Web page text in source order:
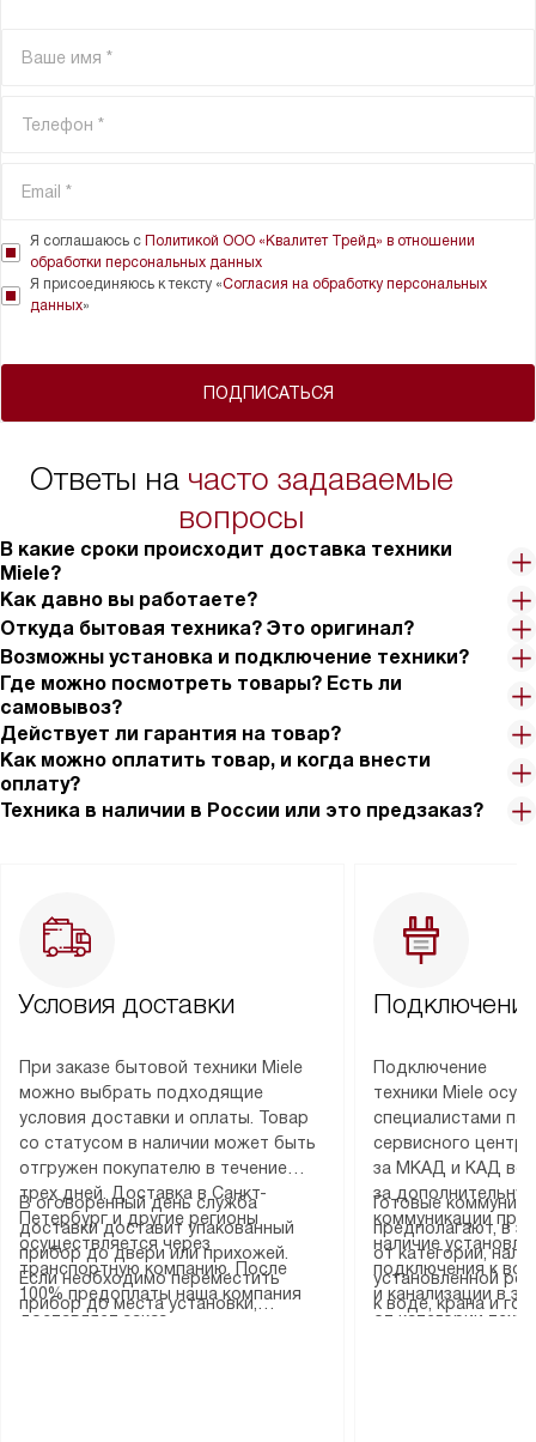
ПОДПИСАТЬСЯ
Я соглашаюсь с Политикой ООО «Квалитет Трейд» в отношении
обработки персональных данных
Я присоединяюсь к тексту «Согласия на обработку персональных
данных»
Ответы на часто задаваемые
вопросы
В какие сроки происходит доставка техники
Miele?
Как давно вы работаете?
Откуда бытовая техника? Это оригинал?
Возможны установка и подключение техники?
Где можно посмотреть товары? Есть ли
самовывоз?
Действует ли гарантия на товар?
Как можно оплатить товар, и когда внести
оплату?
Техника в наличии в России или это предзаказ?
Условия доставки
При заказе бытовой техники Miele
можно выбрать подходящие
условия доставки и оплаты. Товар
со статусом в наличии может быть
отгружен покупателю в течение
трех дней. Доставка в Санкт-
Петербург и другие регионы
осуществляется через
транспортную компанию. После
100% предоплаты наша компания
доставляет заказ
В оговоренный день служба
доставки доставит упакованный
прибор до двери или прихожей.
Если необходимо переместить
прибор до места установки,
Подключение
техники Miele
специалистами
сервисного
за МКАД и КАД
за
коммуникации
наличие
подключения к
и канализации в
от категории
Готовые
предполагают, в
от категории,
установленной
к воде, крана и